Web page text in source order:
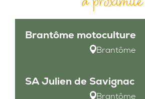
Brantôme motoculture
Brantôme
SA Julien de Savignac
Brantôme